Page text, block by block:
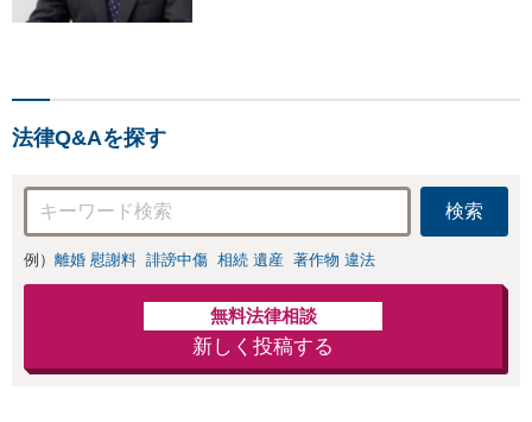
法律Q&Aを探す
検索
例） 離婚 慰謝料 誹謗中傷 相続 遺産 著作物 違法
無料法律相談
新しく投稿する